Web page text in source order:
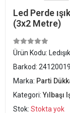
Led Perde
(3x2 Metre)
Ürün Kodu:
Barkod:
Marka: Parti
Kategori:Yılbaşı
Stok: Stokta yok